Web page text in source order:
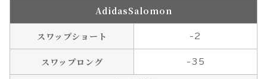
AdidasSalomon
スワップショート -2
スワップロング -35